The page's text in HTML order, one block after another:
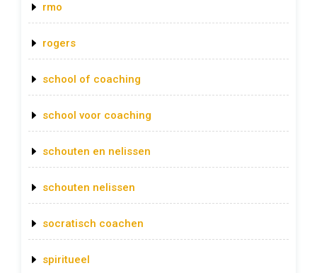
rmo
rogers
school of coaching
school voor coaching
schouten en nelissen
schouten nelissen
socratisch coachen
spiritueel